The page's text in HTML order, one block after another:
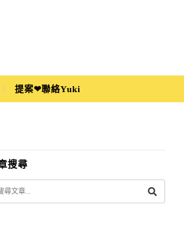
提案❤聯絡Yuki
搜尋